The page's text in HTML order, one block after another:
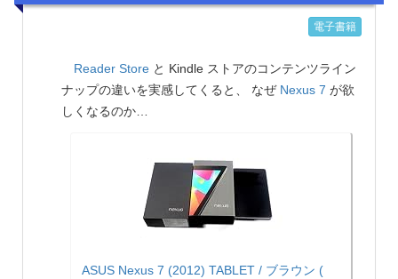
電子書籍
Reader Store と Kindle ストアのコンテンツライン
ナップの違いを実感してくると、 なぜ Nexus 7 が欲
しくなるのか…
ASUS Nexus 7 (2012) TABLET / ブラウン (